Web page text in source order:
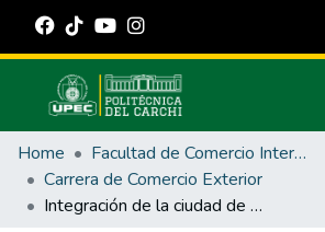
Communities & Collections
All of DSpace
Statistics
Home
Facultad de Comercio Internacional, Integración, Administración y Economía Empresarial
Carrera de Comercio Exterior
Integración de la ciudad de Tulcán a la red de Mercociudades como alternativa para el desarrollo económico local